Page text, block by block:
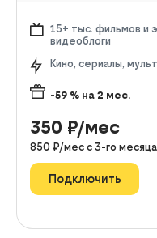
15+ тыс. фильмов и
видеоблоги
Кино, сериалы,
-59 % на 2 мес.
350 ₽/мес
850 ₽/мес с 3-го месяца
Подключить